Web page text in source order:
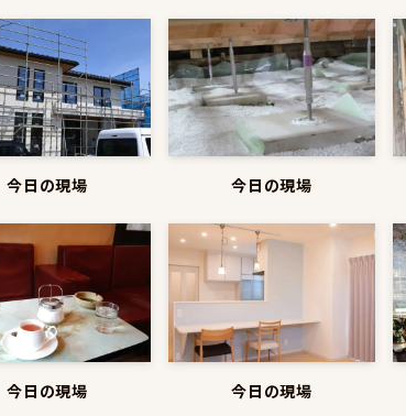
今日の現場 今日の現場
今日の現場 今日の現場